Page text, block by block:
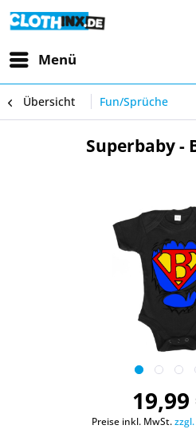
Menü
Übersicht Fun/Sprüche
Superbaby -
Preise inkl. MwSt.